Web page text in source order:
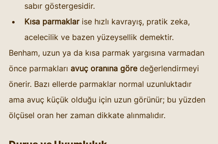
sabır göstergesidir.
Kısa parmaklar ise hızlı kavrayış, pratik zeka,
acelecilik ve bazen yüzeysellik demektir.
Benham, uzun ya da kısa parmak yargısına varmadan
önce parmakları avuç oranına göre değerlendirmeyi
önerir. Bazı ellerde parmaklar normal uzunluktadır
ama avuç küçük olduğu için uzun görünür; bu yüzden
ölçüsel oran her zaman dikkate alınmalıdır.